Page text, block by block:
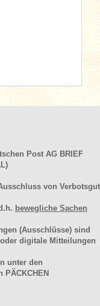
Post AG BRIEF
von Verbotsgut
bewegliche Sachen
(Ausschlüsse) sind
digitale Mitteilungen
unter den